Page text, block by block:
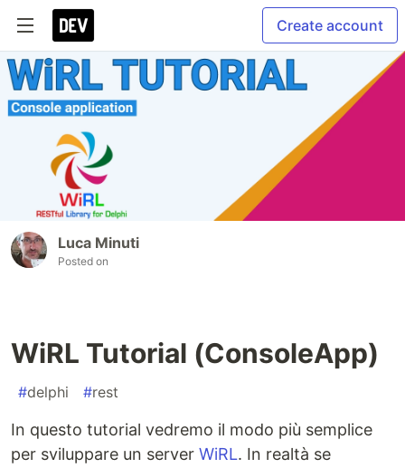
Create account
Luca Minuti
Posted on
WiRL Tutorial (ConsoleApp)
#delphi #rest
In questo tutorial vedremo il modo più semplice
per sviluppare un server WiRL. In realtà se